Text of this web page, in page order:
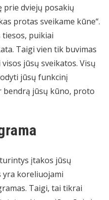
prie dviejų posakių
protas sveikame kūne“.
puikiai
Taigi vien tik buvimas
jūsų sveikatos. Visų
jūsų funkcinį
jūsų kūno, proto
įtakos jūsų
yra koreliuojami
Taigi, tai tikrai